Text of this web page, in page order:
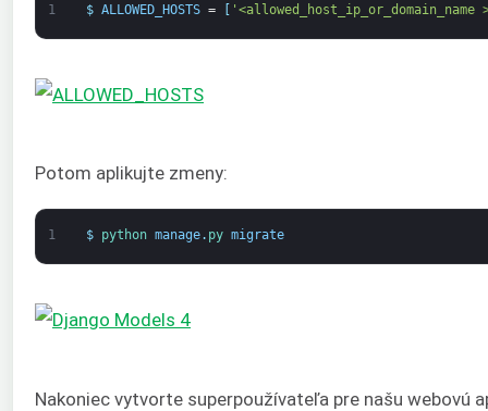
1 $ ALLOWED_HOSTS = [ '<allowed_host_ip_or_domain_name
Potom aplikujte zmeny:
1 $ python manage. py migrate
Nakoniec vytvorte superpoužívateľa pre našu webovú